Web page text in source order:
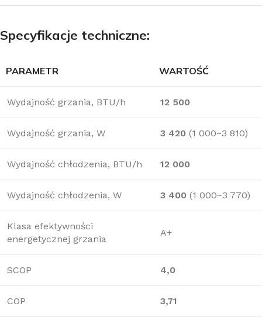
Specyfikacje techniczne:
PARAMETR WARTOŚĆ
Wydajność grzania, BTU/h 12 500
Wydajność grzania, W 3 420 (1 000~3 810)
Wydajność chłodzenia, BTU/h 12 000
Wydajność chłodzenia, W 3 400 (1 000~3 770)
Klasa efektywności
energetycznej grzania
A+
SCOP 4,0
COP 3,71